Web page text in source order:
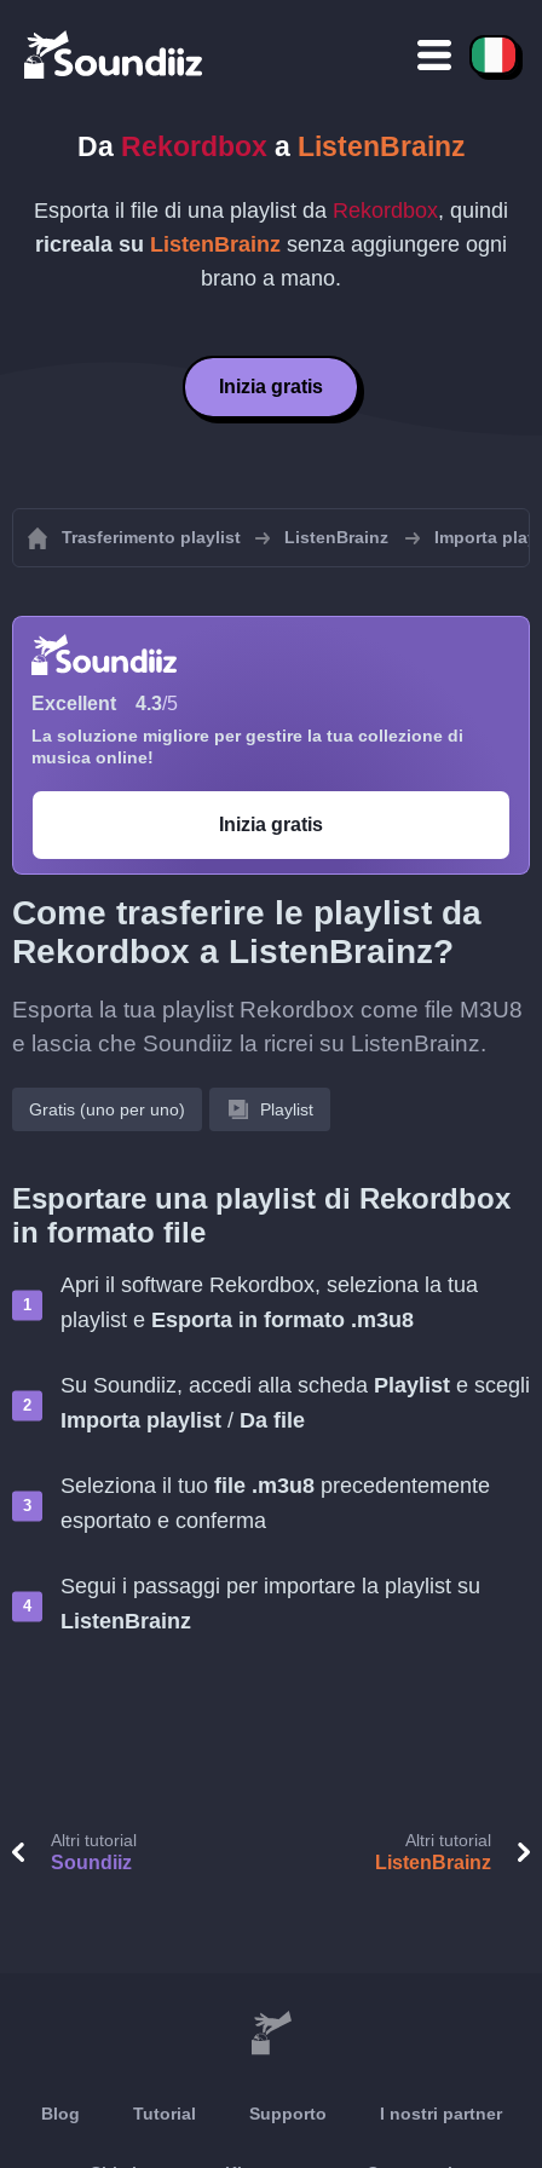
Da Rekordbox a ListenBrainz
Esporta il file di una playlist da Rekordbox, quindi
ricreala su ListenBrainz senza aggiungere ogni
brano a mano.
Inizia gratis
Trasferimento playlist ListenBrainz Importa
Excellent 4.3/5
La soluzione migliore per gestire la tua collezione di
musica online!
Inizia gratis
Come trasferire le playlist da
Rekordbox a ListenBrainz?
Esporta la tua playlist Rekordbox come file M3U8
e lascia che Soundiiz la ricrei su ListenBrainz.
Gratis (uno per uno) Playlist
Esportare una playlist di Rekordbox
in formato file
Apri il software Rekordbox, seleziona la tua
playlist e Esporta in formato .m3u8
Su Soundiiz, accedi alla scheda Playlist e scegli
Importa playlist / Da file
Seleziona il tuo file .m3u8 precedentemente
esportato e conferma
Segui i passaggi per importare la playlist su
ListenBrainz
Altri tutorial
Soundiiz
Altri tutorial
ListenBrainz
Blog Tutorial Supporto I nostri partner